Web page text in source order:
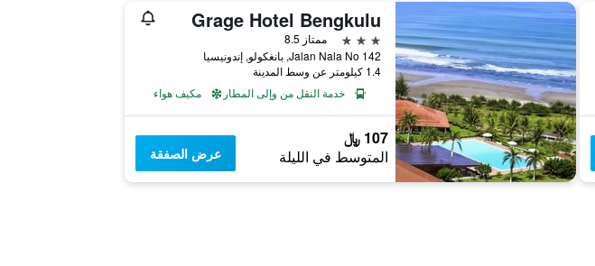
Grage Hotel Bengkulu
3 نجوم
ممتاز 8.5
Jalan Nala No 142, بانغكولو, إندونيسيا
1.4 كيلومتر عن وسط المدينة
خدمة النقل من وإلى المطار
مكيف هواء
107 ﷼
المتوسط في الليلة عرض الصفقة